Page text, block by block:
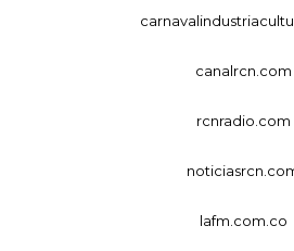
canalrcn.com
rcnradio.com
lafm.com.co